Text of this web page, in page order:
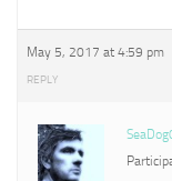
May 5, 2017 at 4:59 pm
REPLY